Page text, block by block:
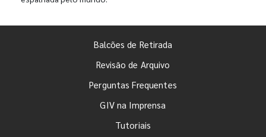
Balcões de Retirada
Revisão de Arquivo
Perguntas Frequentes
GIV na Imprensa
Tutoriais